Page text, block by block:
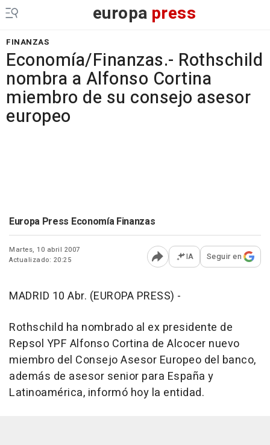
europa press
FINANZAS
Economía/Finanzas.- Rothschild
nombra a Alfonso Cortina
miembro de su consejo asesor
europeo
Europa Press Economía Finanzas
Martes, 10 abril 2007
Actualizado: 20:25
Abrir opciones para
IA Seguir en
MADRID 10 Abr. (EUROPA PRESS) -
Rothschild ha nombrado al ex presidente de
Repsol YPF Alfonso Cortina de Alcocer nuevo
miembro del Consejo Asesor Europeo del banco,
además de asesor senior para España y
Latinoamérica, informó hoy la entidad.